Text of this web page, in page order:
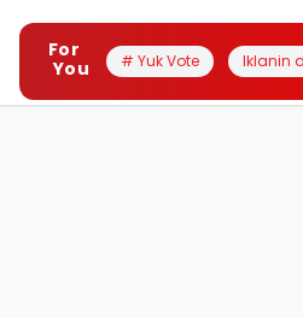
For
You
# Yuk Vote Iklanin